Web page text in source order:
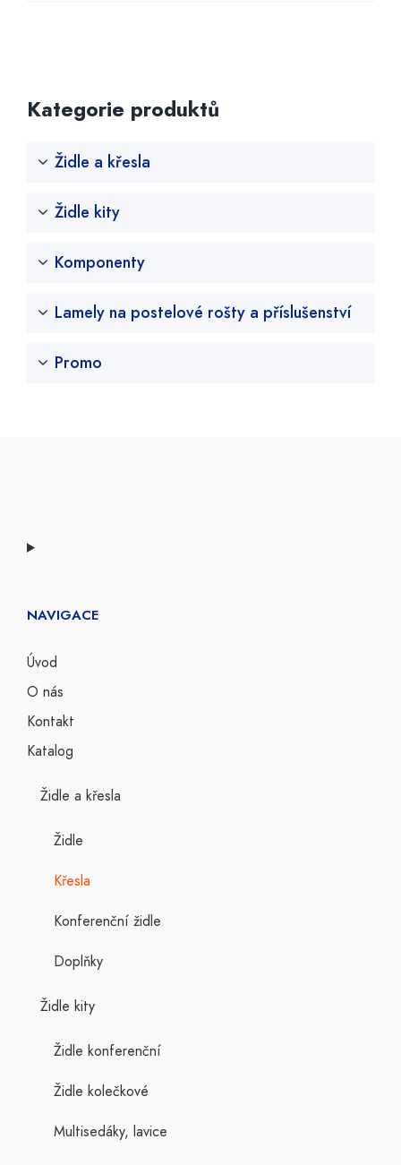
Kategorie produktů
Židle a křesla
Židle
Doplňky
Židle kity
Židle konferenční
Komponenty
Kříže
Mechanismy a piastry
Lamely na postelové rošty a příslušenství
Promo
NAVIGACE
Úvod
O nás
Kontakt
Katalog
Židle a křesla
Židle
Křesla
Konferenční židle
Doplňky
Židle kity
Židle konferenční
Židle kolečkové
Multisedáky, lavice